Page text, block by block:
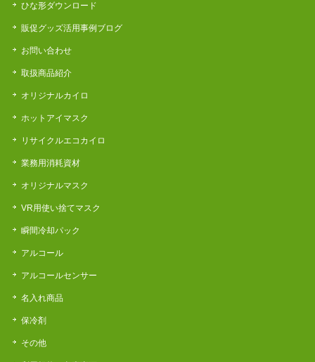
ひな形ダウンロード
販促グッズ活用事例ブログ
お問い合わせ
取扱商品紹介
オリジナルカイロ
ホットアイマスク
リサイクルエコカイロ
業務用消耗資材
オリジナルマスク
VR用使い捨てマスク
瞬間冷却パック
アルコール
アルコールセンサー
名入れ商品
保冷剤
その他